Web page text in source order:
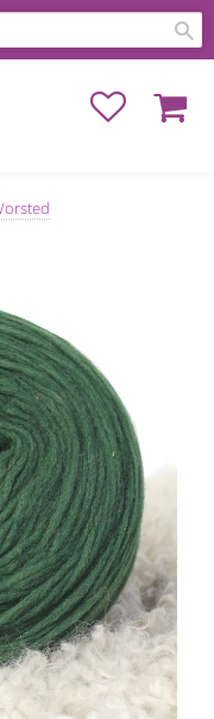
Favoriter